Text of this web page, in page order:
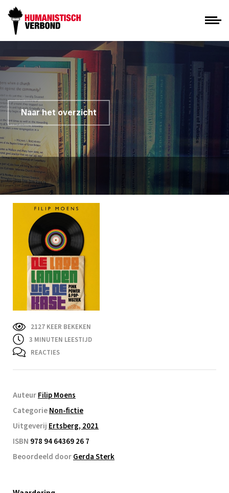
Naar het overzicht
2127 KEER BEKEKEN
3 MINUTEN LEESTIJD
REACTIES
AuteurFilip Moens
CategorieNon-fictie
Uitgeverij Ertsberg, 2021
ISBN 978 94 64369 26 7
Beoordeeld doorGerda Sterk